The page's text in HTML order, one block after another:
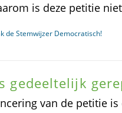
is deze petitie
de Stemwijzer Democratisch!
gedeeltelijk
van de petitie